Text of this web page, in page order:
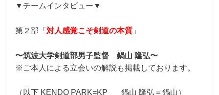
▼チームインタビュー▼
第２部「 対人感覚こそ剣道の本質 」
〜筑波大学剣道部男子監督 鍋山 隆弘〜
※ご本人による立会いの解説も掲載しております。
（以下 KENDO PARK=KP 鍋山 隆弘＝鍋山）